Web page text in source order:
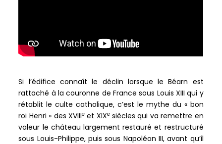
Si l’édifice connaît le déclin lorsque le Béarn est
rattaché à la couronne de France sous Louis XIII qui y
rétablit le culte catholique, c’est le mythe du « bon
roi Henri » des XVIIIeet XIXesiècles qui va remettre en
valeur le château largement restauré et restructuré
sous Louis-Philippe, puis sous Napoléon III, avant qu’il